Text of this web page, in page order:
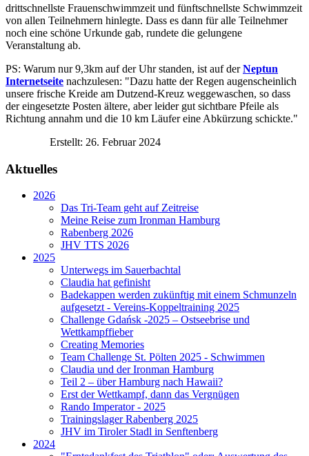
drittschnellste Frauenschwimmzeit und fünftschnellste Schwimmzeit
von allen Teilnehmern hinlegte. Dass es dann für alle Teilnehmer
noch eine schöne Urkunde gab, rundete die gelungene
Veranstaltung ab.
PS: Warum nur 9,3km auf der Uhr standen, ist auf der Neptun
Internetseite nachzulesen: "Dazu hatte der Regen augenscheinlich
unsere frische Kreide am Dutzend-Kreuz weggewaschen, so dass
der eingesetzte Posten ältere, aber leider gut sichtbare Pfeile als
Richtung annahm und die 10 km Läufer eine Abkürzung schickte."
Erstellt: 26. Februar 2024
Aktuelles
2026
Das Tri-Team geht auf Zeitreise
Meine Reise zum Ironman Hamburg
Rabenberg 2026
JHV TTS 2026
2025
Unterwegs im Sauerbachtal
Claudia hat gefinisht
Badekappen werden zukünftig mit einem Schmunzeln
aufgesetzt - Vereins-Koppeltraining 2025
Challenge Gdańsk -2025 – Ostseebrise und
Wettkampffieber
Creating Memories
Team Challenge St. Pölten 2025 - Schwimmen
Claudia und der Ironman Hamburg
Teil 2 – über Hamburg nach Hawaii?
Erst der Wettkampf, dann das Vergnügen
Rando Imperator - 2025
Trainingslager Rabenberg 2025
JHV im Tiroler Stadl in Senftenberg
2024